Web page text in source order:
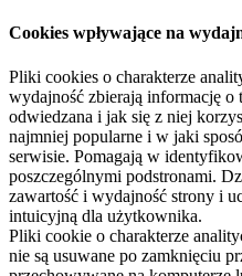
Cookies wpływające na
Pliki cookies o charakterze
wydajność zbierają informację o
odwiedzana i jak się z niej
najmniej popularne i w jaki
serwisie. Pomagają w
poszczególnymi podstronami.
zawartość i wydajność strony i
intuicyjną dla użytkownika.
Pliki cookie o charakterze
nie są usuwane po zamknięciu